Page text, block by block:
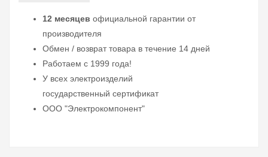
12 месяцев официальной гарантии от
производителя
Обмен / возврат товара в течение 14 дней
Работаем с 1999 года!
У всех электроизделий
государственный сертификат
ООО "Электрокомпонент"